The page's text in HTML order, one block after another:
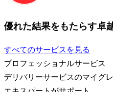
優れた結果をもたらす卓
すべてのサービスを見る
プロフェッショナルサービス
デリバリーサービスのマイグ